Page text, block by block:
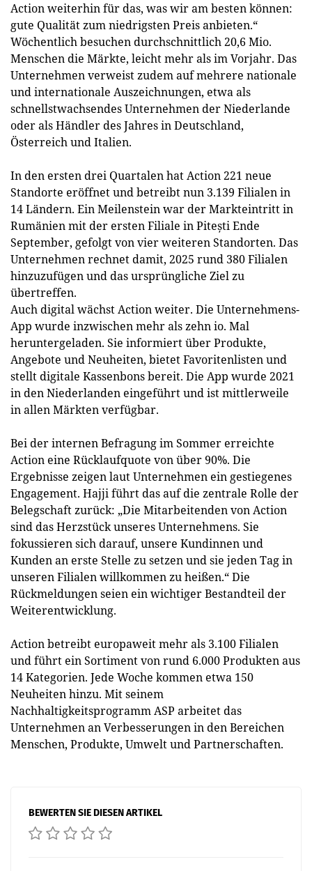
Action weiterhin für das, was wir am besten können:
gute Qualität zum niedrigsten Preis anbieten.“
Wöchentlich besuchen durchschnittlich 20,6 Mio.
Menschen die Märkte, leicht mehr als im Vorjahr. Das
Unternehmen verweist zudem auf mehrere nationale
und internationale Auszeichnungen, etwa als
schnellstwachsendes Unternehmen der Niederlande
oder als Händler des Jahres in Deutschland,
Österreich und Italien.
In den ersten drei Quartalen hat Action 221 neue
Standorte eröffnet und betreibt nun 3.139 Filialen in
14 Ländern. Ein Meilenstein war der Markteintritt in
Rumänien mit der ersten Filiale in Pitești Ende
September, gefolgt von vier weiteren Standorten. Das
Unternehmen rechnet damit, 2025 rund 380 Filialen
hinzuzufügen und das ursprüngliche Ziel zu
übertreffen.
Auch digital wächst Action weiter. Die Unternehmens-
App wurde inzwischen mehr als zehn io. Mal
heruntergeladen. Sie informiert über Produkte,
Angebote und Neuheiten, bietet Favoritenlisten und
stellt digitale Kassenbons bereit. Die App wurde 2021
in den Niederlanden eingeführt und ist mittlerweile
in allen Märkten verfügbar.
Bei der internen Befragung im Sommer erreichte
Action eine Rücklaufquote von über 90%. Die
Ergebnisse zeigen laut Unternehmen ein gestiegenes
Engagement. Hajji führt das auf die zentrale Rolle der
Belegschaft zurück: „Die Mitarbeitenden von Action
sind das Herzstück unseres Unternehmens. Sie
fokussieren sich darauf, unsere Kundinnen und
Kunden an erste Stelle zu setzen und sie jeden Tag in
unseren Filialen willkommen zu heißen.“ Die
Rückmeldungen seien ein wichtiger Bestandteil der
Weiterentwicklung.
Action betreibt europaweit mehr als 3.100 Filialen
und führt ein Sortiment von rund 6.000 Produkten aus
14 Kategorien. Jede Woche kommen etwa 150
Neuheiten hinzu. Mit seinem
Nachhaltigkeitsprogramm ASP arbeitet das
Unternehmen an Verbesserungen in den Bereichen
Menschen, Produkte, Umwelt und Partnerschaften.
BEWERTEN SIE DIESEN ARTIKEL